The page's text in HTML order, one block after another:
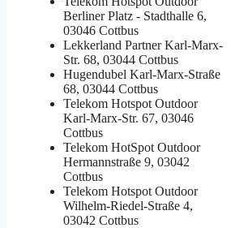
Berliner Platz - Stadthalle 6,
03046 Cottbus
Lekkerland PartnerKarl-Marx-
Str. 68, 03044 Cottbus
Hugendubel Karl-Marx-Straße
68, 03044 Cottbus
Telekom Hotspot Outdoor
Karl-Marx-Str. 67, 03046
Cottbus
Telekom HotSpot Outdoor
Hermannstraße 9, 03042
Cottbus
Telekom Hotspot Outdoor
Wilhelm-Riedel-Straße 4,
03042 Cottbus